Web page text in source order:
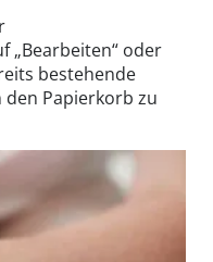
„Bearbeiten“ oder
bestehende
Papierkorb zu